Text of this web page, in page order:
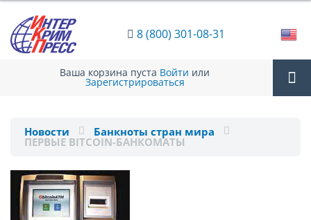
8 (800) 301-08-31
Ваша корзина пуста Войти или
Зарегистрироваться
Новости Банкноты стран мира
ПЕРВЫЕ BITСOIN-БАНКОМАТЫ